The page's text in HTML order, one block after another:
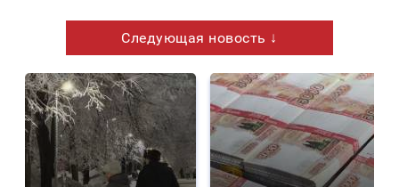
Следующая новость ↓